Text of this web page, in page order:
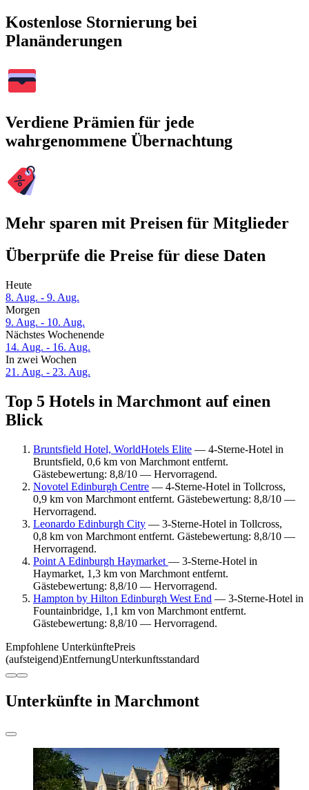
Kostenlose Stornierung bei
Planänderungen
Verdiene Prämien für jede
wahrgenommene Übernachtung
Mehr sparen mit Preisen für Mitglieder
Überprüfe die Preise für diese Daten
Heute
8. Aug. - 9. Aug.
Morgen
9. Aug. - 10. Aug.
Nächstes Wochenende
14. Aug. - 16. Aug.
In zwei Wochen
21. Aug. - 23. Aug.
Top 5 Hotels in Marchmont auf einen
Blick
Bruntsfield Hotel, WorldHotels Elite — 4-Sterne-Hotel in
Bruntsfield, 0,6 km von Marchmont entfernt.
Gästebewertung: 8,8/10 — Hervorragend.
Novotel Edinburgh Centre — 4-Sterne-Hotel in Tollcross,
0,9 km von Marchmont entfernt. Gästebewertung: 8,8/10 —
Hervorragend.
Leonardo Edinburgh City — 3-Sterne-Hotel in Tollcross,
0,8 km von Marchmont entfernt. Gästebewertung: 8,8/10 —
Hervorragend.
Point A Edinburgh Haymarket — 3-Sterne-Hotel in
Haymarket, 1,3 km von Marchmont entfernt.
Gästebewertung: 8,8/10 — Hervorragend.
Hampton by Hilton Edinburgh West End — 3-Sterne-Hotel in
Fountainbridge, 1,1 km von Marchmont entfernt.
Gästebewertung: 8,8/10 — Hervorragend.
Empfohlene UnterkünftePreis
(aufsteigend)EntfernungUnterkunftsstandard
Unterkünfte in Marchmont